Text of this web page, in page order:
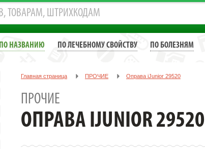
ПО НАЗВАНИЮ ПО ЛЕЧЕБНОМУ СВОЙСТВУ ПО БОЛЕЗНЯМ
Главная страница ПРОЧИЕ Oправа iJunior 29520
ПРОЧИЕ
OПРАВА IJUNIOR 29520